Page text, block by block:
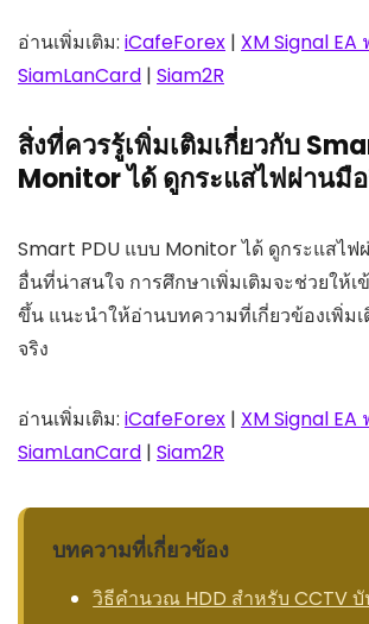
อ่านเพิ่มเติม: iCafeForex | XM Signal EA
SiamLanCard | Siam2R
สิ่งที่ควรรู้เพิ่มเติมเกี่ยวกับ
Monitor ได้ ดูกระแสไฟผ่านมื
Smart PDU แบบ Monitor ได้ ดูกระแสไ
อื่นที่น่าสนใจ การศึกษาเพิ่มเติมจะช่วยให้เ
ขึ้น แนะนำให้อ่านบทความที่เกี่ยวข้องเพิ่ม
จริง
อ่านเพิ่มเติม: iCafeForex | XM Signal EA
SiamLanCard | Siam2R
บทความที่เกี่ยวข้อง
วิธีคำนวณ HDD สำหรับ CCTV